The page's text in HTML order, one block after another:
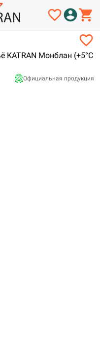
favorite_borderaccount_circleshopping_cart
favorite_border
KATRAN Монблан (+5°С
Официальная продукция